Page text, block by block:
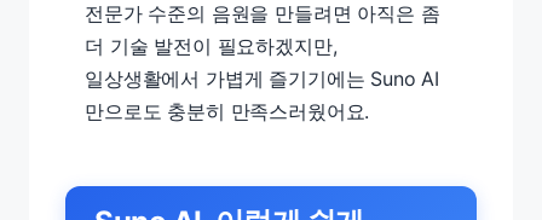
전문가 수준의 음원을 만들려면 아직은 좀
더 기술 발전이 필요하겠지만,
일상생활에서 가볍게 즐기기에는 Suno AI
만으로도 충분히 만족스러웠어요.